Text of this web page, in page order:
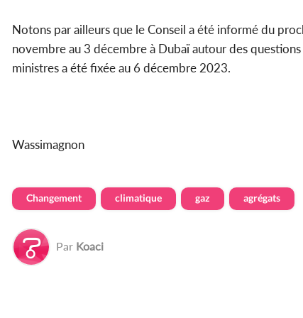
Notons par ailleurs que le Conseil a été informé du
novembre au 3 décembre à Dubaï autour des
ministres a été fixée au 6 décembre 2023.
Wassimagnon
Changement climatique gaz agrégats
Par Koaci